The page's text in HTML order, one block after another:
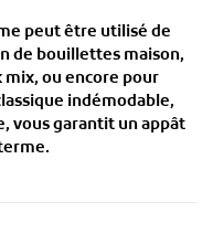
peut être utilisé de
de bouillettes maison,
mix, ou encore pour
indémodable,
vous garantit unappât
.